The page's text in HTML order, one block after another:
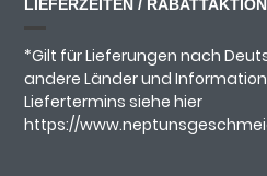
LIEFERZEITEN /
*Gilt für Lieferungen nach
andere Länder und
Liefertermins siehe hier
https://